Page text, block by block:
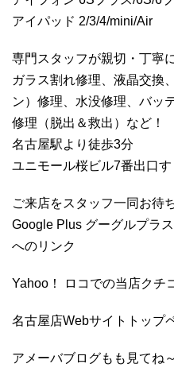
アイパッド 2/3/4/mini/Air
専門スタッフが親切・丁寧
ガラス割れ修理、液晶交換
ン）修理、水没修理、バッ
修理（脱出＆救出）など！
名古屋駅より徒歩3分
ユニモール桜ビル7番出口す
ご来店をスタッフ一同お待
Google Plus グーグルプラ
へのリンク
Yahoo！ ロコでの当店クチ
名古屋店Webサイトトップ
アメーバブログもも見てね